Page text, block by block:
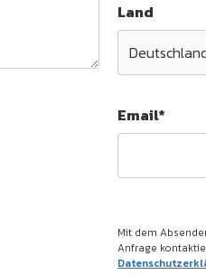
Land
Email*
Mit dem
Anfrage